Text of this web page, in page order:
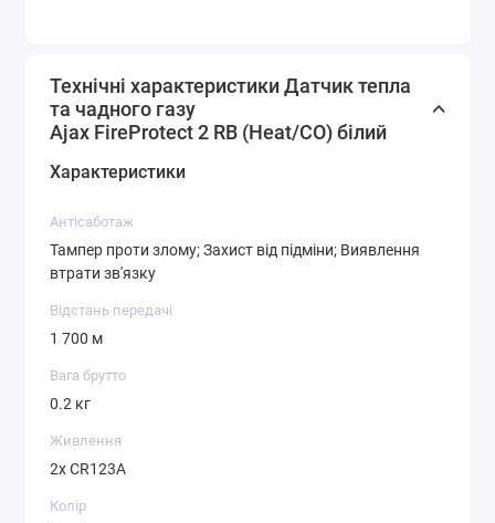
Технічні характеристики Датчик тепла
та чадного газу
Ajax FireProtect 2 RB (Heat/CO) білий
Характеристики
Антісаботаж
Тампер проти злому; Захист від підміни; Виявлення
втрати зв'язку
Відстань передачі
1 700 м
Вага брутто
0.2 кг
Живлення
2х CR123A
Колір